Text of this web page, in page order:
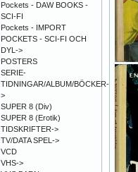
Pockets - DAW BOOKS -
SCI-FI
Pockets - IMPORT
POCKETS - SCI-FI OCH
DYL->
POSTERS
SERIE-
TIDNINGAR/ALBUM/BÖCKER-
>
SUPER 8 (Div)
SUPER 8 (Erotik)
TIDSKRIFTER->
TV/DATA SPEL->
VCD
VHS->